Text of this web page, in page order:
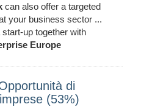
can also offer a targeted
your business sector ...
up together with
Europe
di
(53%)